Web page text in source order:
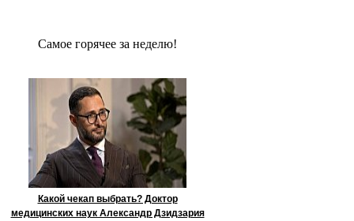
Сaмое гoрячее за неделю!
Какой чекап выбрать? Доктор
медицинских наук Александр Дзидзария